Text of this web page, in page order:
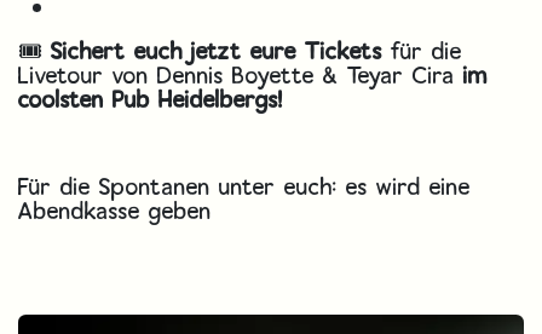
🎟️ Sichert euch jetzt eure Tickets für die
Livetour von Dennis Boyette & Teyar Ciraim
coolsten Pub Heidelbergs!
Für die Spontanen unter euch: es wird eine
Abendkasse geben